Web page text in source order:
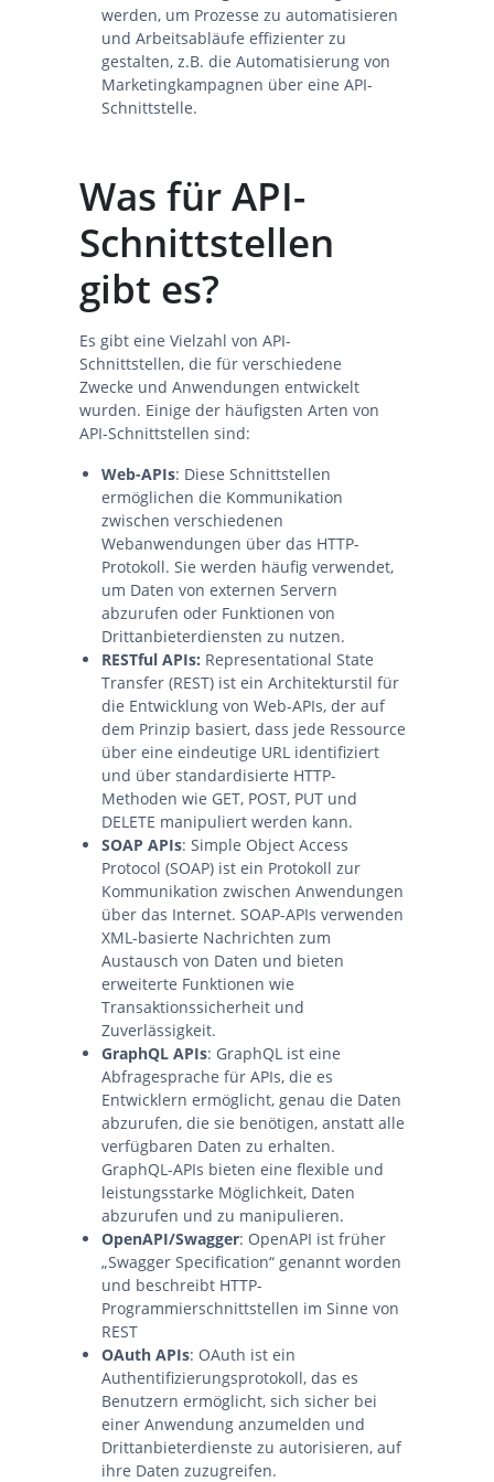
werden, um Prozesse zu automatisieren
und Arbeitsabläufe effizienter zu
gestalten, z.B. die Automatisierung von
Marketingkampagnen über eine API-
Schnittstelle.
Was für API-
Schnittstellen
gibt es?
Es gibt eine Vielzahl von API-
Schnittstellen, die für verschiedene
Zwecke und Anwendungen entwickelt
wurden. Einige der häufigsten Arten von
API-Schnittstellen sind:
Web-APIs: Diese Schnittstellen
ermöglichen die Kommunikation
zwischen verschiedenen
Webanwendungen über das HTTP-
Protokoll. Sie werden häufig verwendet,
um Daten von externen Servern
abzurufen oder Funktionen von
Drittanbieterdiensten zu nutzen.
RESTful APIs: Representational State
Transfer (REST) ist ein Architekturstil für
die Entwicklung von Web-APIs, der auf
dem Prinzip basiert, dass jede Ressource
über eine eindeutige URL identifiziert
und über standardisierte HTTP-
Methoden wie GET, POST, PUT und
DELETE manipuliert werden kann.
SOAP APIs: Simple Object Access
Protocol (SOAP) ist ein Protokoll zur
Kommunikation zwischen Anwendungen
über das Internet. SOAP-APIs verwenden
XML-basierte Nachrichten zum
Austausch von Daten und bieten
erweiterte Funktionen wie
Transaktionssicherheit und
Zuverlässigkeit.
GraphQL APIs: GraphQL ist eine
Abfragesprache für APIs, die es
Entwicklern ermöglicht, genau die Daten
abzurufen, die sie benötigen, anstatt alle
verfügbaren Daten zu erhalten.
GraphQL-APIs bieten eine flexible und
leistungsstarke Möglichkeit, Daten
abzurufen und zu manipulieren.
OpenAPI/Swagger: OpenAPI ist früher
„Swagger Specification“ genannt worden
und beschreibt HTTP-
Programmierschnittstellen im Sinne von
REST
OAuth APIs: OAuth ist ein
Authentifizierungsprotokoll, das es
Benutzern ermöglicht, sich sicher bei
einer Anwendung anzumelden und
Drittanbieterdienste zu autorisieren, auf
ihre Daten zuzugreifen.